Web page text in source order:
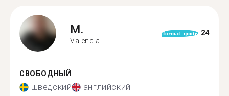
M.
Valencia
format_quote 24
СВОБОДНЫЙ
шведский английский